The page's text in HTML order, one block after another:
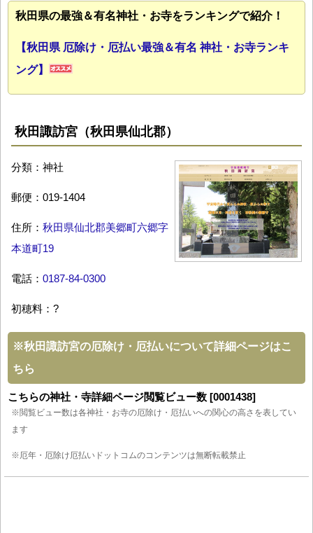
秋田県の最強＆有名神社・お寺をランキングで紹介！
【秋田県 厄除け・厄払い最強＆有名 神社・お寺ランキ
ング】
秋田諏訪宮（秋田県仙北郡）
分類：神社
郵便：019-1404
住所： 秋田県仙北郡美郷町六郷字
本道町19
電話： 0187-84-0300
初穂料：?
※秋田諏訪宮の厄除け・厄払いについて詳細ページはこ
ちら
こちらの神社・寺詳細ページ閲覧ビュー数 [0001438]
※閲覧ビュー数は各神社・お寺の厄除け・厄払いへの関心の高さを表してい
ます
※厄年・厄除け厄払いドットコムのコンテンツは無断転載禁止